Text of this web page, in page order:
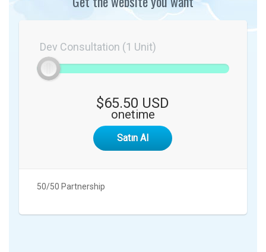
Dev Consultation (1 Unit)
$65.50 USD
onetime
Satın Al
50/50 Partnership